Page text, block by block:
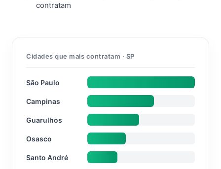
contratam
Cidades que mais contratam · SP
São Paulo
Campinas
Guarulhos
Osasco
Santo André